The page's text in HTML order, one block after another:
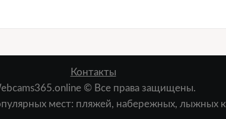
Контакты
© Все права защищены.
мест: пляжей, набережных, лыжных